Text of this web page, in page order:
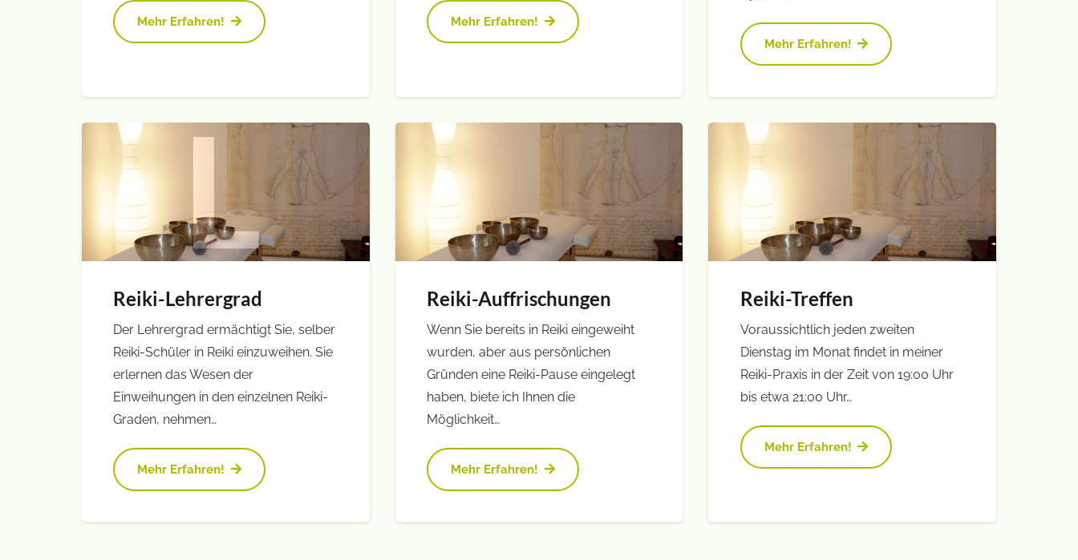
Mehr Erfahren! Mehr Erfahren!
Mehr Erfahren!
Reiki-Lehrergrad
Der Lehrergrad ermächtigt Sie, selber
Reiki-Schüler in Reiki einzuweihen. Sie
erlernen das Wesen der
Einweihungen in den einzelnen Reiki-
Graden, nehmen…
Mehr Erfahren!
Reiki-Auffrischungen
Wenn Sie bereits in Reiki eingeweiht
wurden, aber aus persönlichen
Gründen eine Reiki-Pause eingelegt
haben, biete ich Ihnen die
Möglichkeit…
Mehr Erfahren!
Reiki-Treffen
Voraussichtlich jeden zweiten
Dienstag im Monat findet in meiner
Reiki-Praxis in der Zeit von 19:00 Uhr
bis etwa 21:00 Uhr…
Mehr Erfahren!